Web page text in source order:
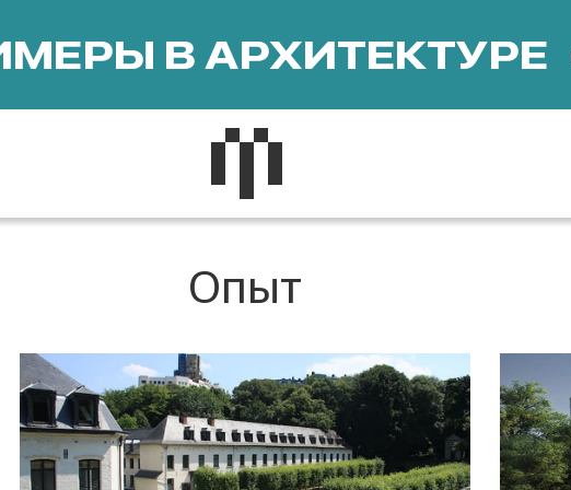
В АРХИТЕКТУРЕ
Опыт